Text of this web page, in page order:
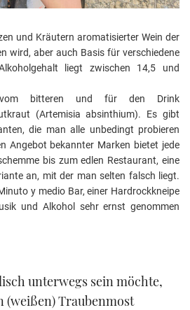
und Kräutern aromatisierter Wein der
wird, aber auch Basis für verschiedene
liegt zwischen 14,5 und
bitteren und für den Drink
(Artemisia absinthium). Es gibt
die man alle unbedingt probieren
Angebot bekannter Marken bietet jede
bis zum edlen Restaurant, eine
an, mit der man selten falsch liegt.
y medio Bar, einer Hardrockkneipe
und Alkohol sehr ernst genommen
unterwegs sein möchte,
(weißen) Traubenmost